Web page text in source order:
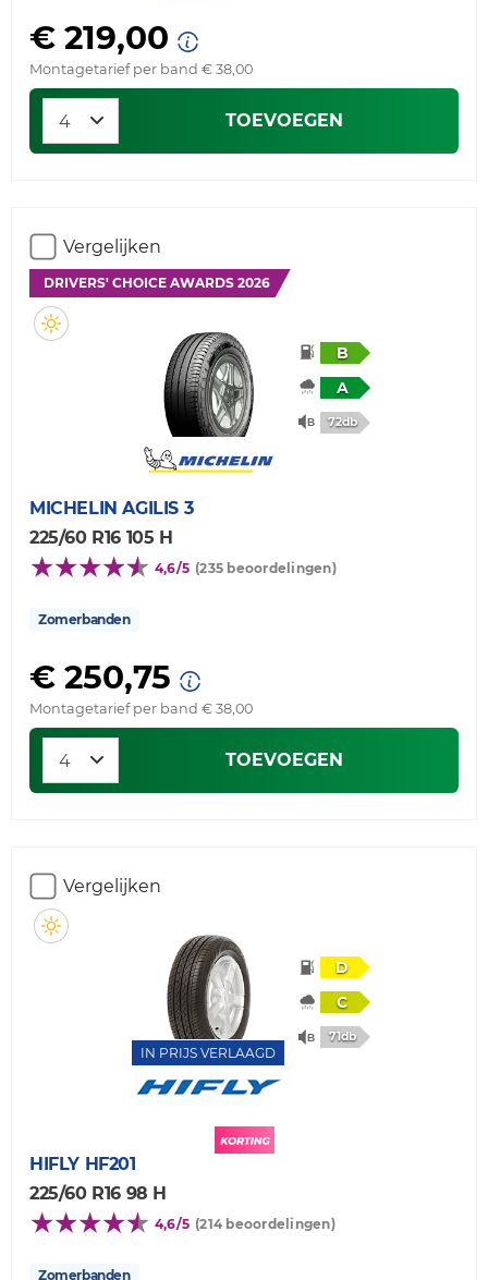
€ 219,00
Montagetarief per band € 38,00
TOEVOEGEN
Vergelijken
DRIVERS' CHOICE AWARDS 2026
B
A
72db
MICHELIN AGILIS 3
225/60 R16 105 H
4,6/5 (235 beoordelingen)
Zomerbanden
€ 250,75
Montagetarief per band € 38,00
TOEVOEGEN
Vergelijken
IN PRIJS VERLAAGD
D
C
71db
HIFLY HF201
225/60 R16 98 H
4,6/5 (214 beoordelingen)
Zomerbanden